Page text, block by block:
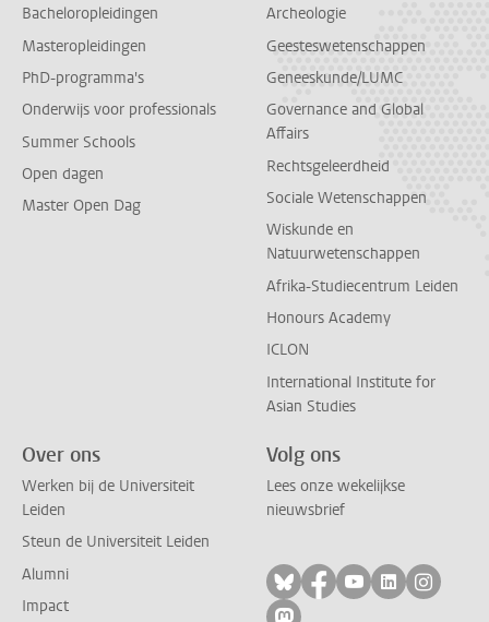
Bacheloropleidingen
Masteropleidingen
PhD-programma's
Onderwijs voor professionals
Summer Schools
Open dagen
Master Open Dag
Archeologie
Geesteswetenschappen
Geneeskunde/LUMC
Governance and Global
Affairs
Rechtsgeleerdheid
Sociale Wetenschappen
Wiskunde en
Natuurwetenschappen
Afrika-Studiecentrum Leiden
Honours Academy
ICLON
International Institute for
Asian Studies
Over ons
Werken bij de Universiteit
Leiden
Steun de Universiteit Leiden
Alumni
Impact
Volg ons
Lees onze wekelijkse
nieuwsbrief
Volg ons op bluesky
Volg ons op
Volg ons op
Volg ons
Volg
Volg ons op mastodon